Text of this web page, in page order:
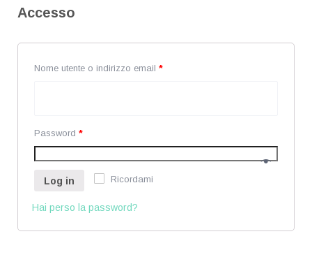
Accesso
Nome utente o indirizzo email *
Password *
Ricordami
Log in
Hai perso la password?